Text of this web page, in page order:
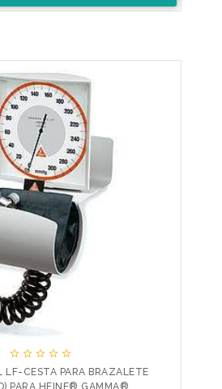
    
LF-CESTA PARA BRAZALETE
PARA HEINE® GAMMA®...